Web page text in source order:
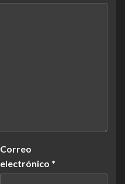
Correo
electrónico *